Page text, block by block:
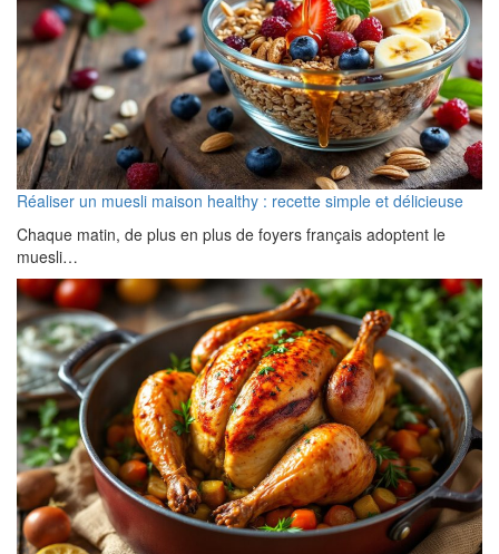
Réaliser un muesli maison healthy : recette simple et délicieuse
Chaque matin, de plus en plus de foyers français adoptent le
muesli…